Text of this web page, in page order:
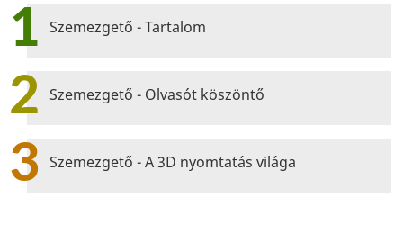
1 Szemezgető - Tartalom
2 Szemezgető - Olvasót köszöntő
3 Szemezgető - A 3D nyomtatás világa